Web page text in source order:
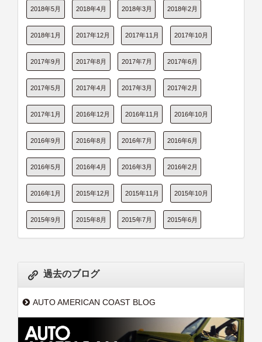
2018年5月 2018年4月 2018年3月 2018年2月
2018年1月 2017年12月 2017年11月 2017年10月
2017年9月 2017年8月 2017年7月 2017年6月
2017年5月 2017年4月 2017年3月 2017年2月
2017年1月 2016年12月 2016年11月 2016年10月
2016年9月 2016年8月 2016年7月 2016年6月
2016年5月 2016年4月 2016年3月 2016年2月
2016年1月 2015年12月 2015年11月 2015年10月
2015年9月 2015年8月 2015年7月 2015年6月
過去のブログ
AUTO AMERICAN COAST BLOG